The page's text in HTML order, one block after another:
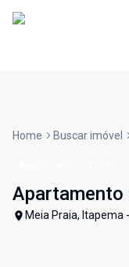
Home Buscar imóvel
Apartamento
Meia Praia, Itapema